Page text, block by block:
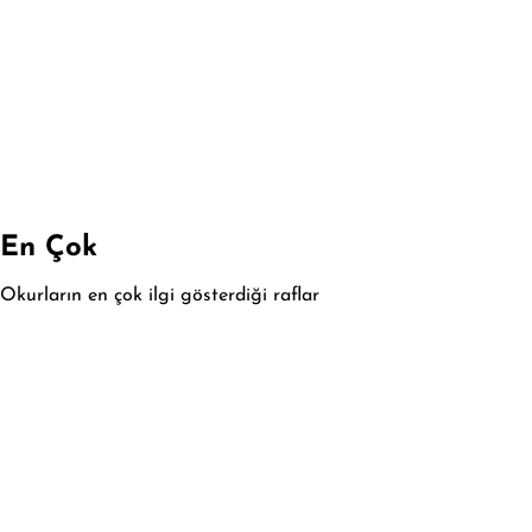
En Çok
Okurların en çok ilgi gösterdiği raflar